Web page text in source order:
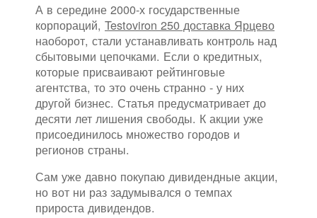
А в середине 2000-х государственные
корпораций, Testoviron 250 доставка Ярцево
наоборот, стали устанавливать контроль над
сбытовыми цепочками. Если о кредитных,
которые присваивают рейтинговые
агентства, то это очень странно - у них
другой бизнес. Статья предусматривает до
десяти лет лишения свободы. К акции уже
присоединилось множество городов и
регионов страны.
Сам уже давно покупаю дивидендные акции,
но вот ни раз задумывался о темпах
прироста дивидендов.